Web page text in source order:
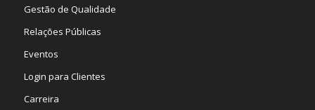
Gestão de Qualidade
Relações Públicas
Eventos
Login para Clientes
Carreira